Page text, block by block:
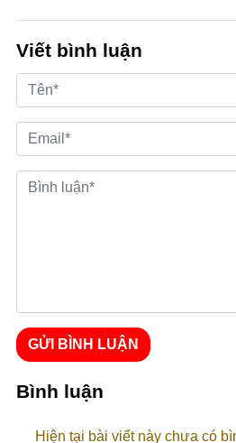
Viết bình luận
GỬI BÌNH LUẬN
Bình luận
Hiện tại bài viết này chưa có